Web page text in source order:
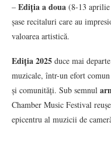
– Ediția a doua (8-13
șase recitaluri care au
valoarea artistică.
Ediția 2025 duce mai
muzicale, într-un efort
și comunități. Sub semnul
Chamber Music Festival
epicentru al muzicii de